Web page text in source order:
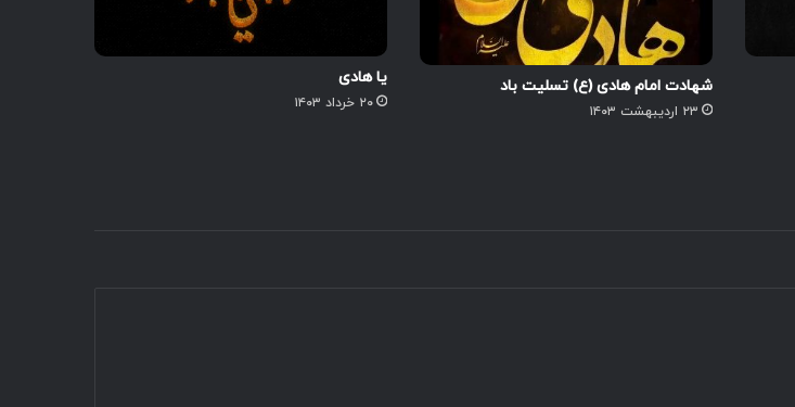
شهادت امام هادی (ع) تسلیت باد
۲۳ اردیبهشت ۱۴۰۳
یا هادی
۲۰ خرداد ۱۴۰۳